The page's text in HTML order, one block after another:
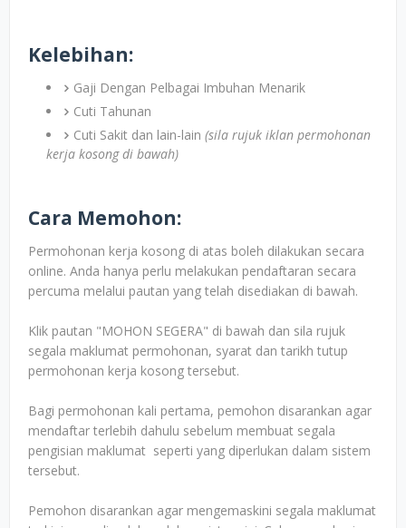
Kelebihan:
Gaji Dengan Pelbagai Imbuhan Menarik
Cuti Tahunan
Cuti Sakit dan lain-lain (sila rujuk iklan permohonan
kerja kosong di bawah)
Cara Memohon:
Permohonan kerja kosong di atas boleh dilakukan secara
online. Anda hanya perlu melakukan pendaftaran secara
percuma melalui pautan yang telah disediakan di bawah.
Klik pautan "MOHON SEGERA" di bawah dan sila rujuk
segala maklumat permohonan, syarat dan tarikh tutup
permohonan kerja kosong tersebut.
Bagi permohonan kali pertama, pemohon disarankan agar
mendaftar terlebih dahulu sebelum membuat segala
pengisian maklumat seperti yang diperlukan dalam sistem
tersebut.
Pemohon disarankan agar mengemaskini segala maklumat